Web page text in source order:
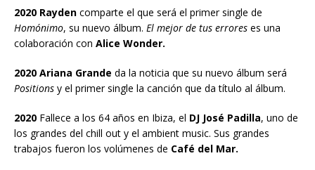
2020 Rayden comparte el que será el primer single de
Homónimo, su nuevo álbum. El mejor de tus errores es una
colaboración con Alice Wonder.
2020 Ariana Grande da la noticia que su nuevo álbum será
Positions y el primer single la canción que da título al álbum.
2020 Fallece a los 64 años en Ibiza, el DJ José Padilla, uno de
los grandes del chill out y el ambient music. Sus grandes
trabajos fueron los volúmenes de Café del Mar.